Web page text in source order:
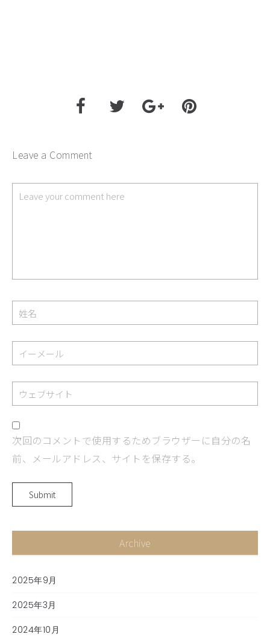
Leave a Comment
次回のコメントで使用するためブラウザーに自分の名
前、メールアドレス、サイトを保存する。
Archive
2025年9月
2025年3月
2024年10月